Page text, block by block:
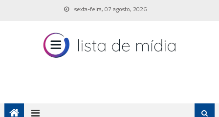
sexta-feira, 07 agosto, 2026